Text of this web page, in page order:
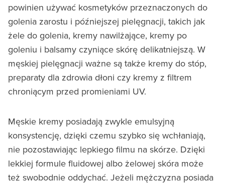
powinien używać kosmetyków przeznaczonych do
golenia zarostu i późniejszej pielęgnacji, takich jak
żele do golenia, kremy nawilżające, kremy po
goleniu i balsamy czyniące skórę delikatniejszą. W
męskiej pielęgnacji ważne są także kremy do stóp,
preparaty dla zdrowia dłoni czy kremy z filtrem
chroniącym przed promieniami UV.
Męskie kremy posiadają zwykle emulsyjną
konsystencję, dzięki czemu szybko się wchłaniają,
nie pozostawiając lepkiego filmu na skórze. Dzięki
lekkiej formule fluidowej albo żelowej skóra może
też swobodnie oddychać. Jeżeli mężczyzna posiada